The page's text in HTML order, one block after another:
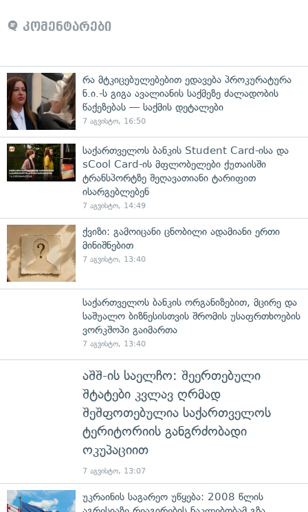
კომენტარები
რა მტკიცებულებებით ედავება პროკურატურა
ნ.ი.-ს გიგა ავალიანის საქმეზე ძალადობის
წაქეზებას — საქმის დეტალები
7 აგვისტო, 16:50
საქართველოს ბანკის Student Card-ისა და
sCool Card-ის მფლობელები ქუთაისში
ტრანსპორტზე შეღავათიანი ტარიფით
ისარგებლებენ
7 აგვისტო, 14:49
ქვიზი: გამოიცანი ცნობილი ადამიანი ერთი
მინიშნებით
7 აგვისტო, 13:40
საქართველოს ბანკის ორგანიზებით, მცირე და
საშუალო ბიზნესისთვის შრომის უსაფრთხოების
ვორკშოპი გაიმართა
7 აგვისტო, 13:40
აშშ-ის საელჩო: შეერთებული
შტატები კვლავ ღრმად
შეშფოთებულია საქართველოს
ტერიტორიის განგრძობადი
ოკუპაციით
7 აგვისტო, 13:07
უკრაინის საგარეო უწყება: 2008 წლის